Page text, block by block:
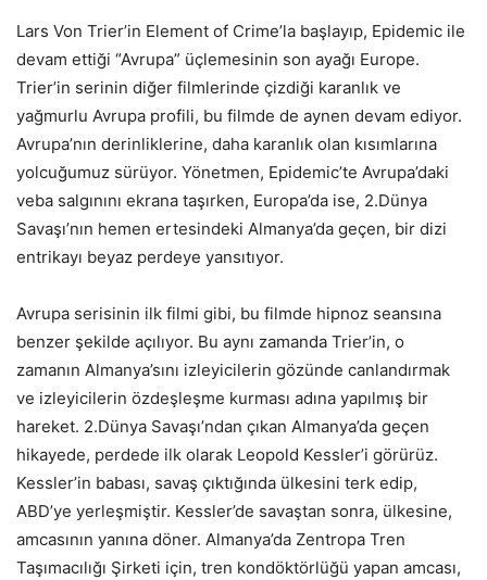
Lars Von Trier’in Element of Crime’la başlayıp, Epidemic ile
devam ettiği “Avrupa” üçlemesinin son ayağı Europe.
Trier’in serinin diğer filmlerinde çizdiği karanlık ve
yağmurlu Avrupa profili, bu filmde de aynen devam ediyor.
Avrupa’nın derinliklerine, daha karanlık olan kısımlarına
yolcuğumuz sürüyor. Yönetmen, Epidemic’te Avrupa’daki
veba salgınını ekrana taşırken, Europa’da ise, 2.Dünya
Savaşı’nın hemen ertesindeki Almanya’da geçen, bir dizi
entrikayı beyaz perdeye yansıtıyor.
Avrupa serisinin ilk filmi gibi, bu filmde hipnoz seansına
benzer şekilde açılıyor. Bu aynı zamanda Trier’in, o
zamanın Almanya’sını izleyicilerin gözünde canlandırmak
ve izleyicilerin özdeşleşme kurması adına yapılmış bir
hareket. 2.Dünya Savaşı’ndan çıkan Almanya’da geçen
hikayede, perdede ilk olarak Leopold Kessler’i görürüz.
Kessler’in babası, savaş çıktığında ülkesini terk edip,
ABD’ye yerleşmiştir. Kessler’de savaştan sonra, ülkesine,
amcasının yanına döner. Almanya’da Zentropa Tren
Taşımacılığı Şirketi için, tren kondöktörlüğü yapan amcası,